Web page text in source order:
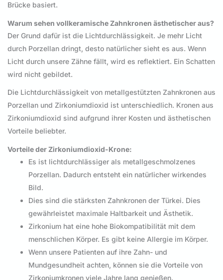
Brücke basiert.
Warum sehen vollkeramische Zahnkronen ästhetischer aus?
Der Grund dafür ist die Lichtdurchlässigkeit. Je mehr Licht
durch Porzellan dringt, desto natürlicher sieht es aus. Wenn
Licht durch unsere Zähne fällt, wird es reflektiert. Ein Schatten
wird nicht gebildet.
Die Lichtdurchlässigkeit von metallgestützten Zahnkronen aus
Porzellan und Zirkoniumdioxid ist unterschiedlich. Kronen aus
Zirkoniumdioxid sind aufgrund ihrer Kosten und ästhetischen
Vorteile beliebter.
Vorteile der Zirkoniumdioxid-Krone:
Es ist lichtdurchlässiger als metallgeschmolzenes
Porzellan. Dadurch entsteht ein natürlicher wirkendes
Bild.
Dies sind die stärksten Zahnkronen der Türkei. Dies
gewährleistet maximale Haltbarkeit und Ästhetik.
Zirkonium hat eine hohe Biokompatibilität mit dem
menschlichen Körper. Es gibt keine Allergie im Körper.
Wenn unsere Patienten auf ihre Zahn- und
Mundgesundheit achten, können sie die Vorteile von
Zirkoniumkronen viele Jahre lang genießen.